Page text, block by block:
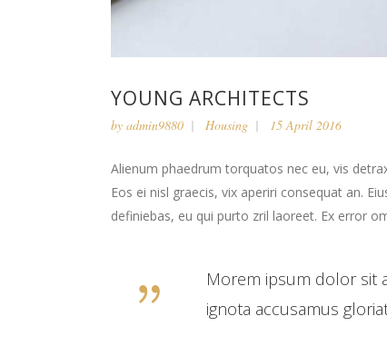
YOUNG ARCHITECTS
by admin9880 Housing 15 April 2016
Alienum phaedrum torquatos nec eu, vis
Eos ei nisl graecis, vix aperiri consequat an.
definiebas, eu qui purto zril laoreet. Ex error
Morem ipsum dolor sit
ignota accusamus